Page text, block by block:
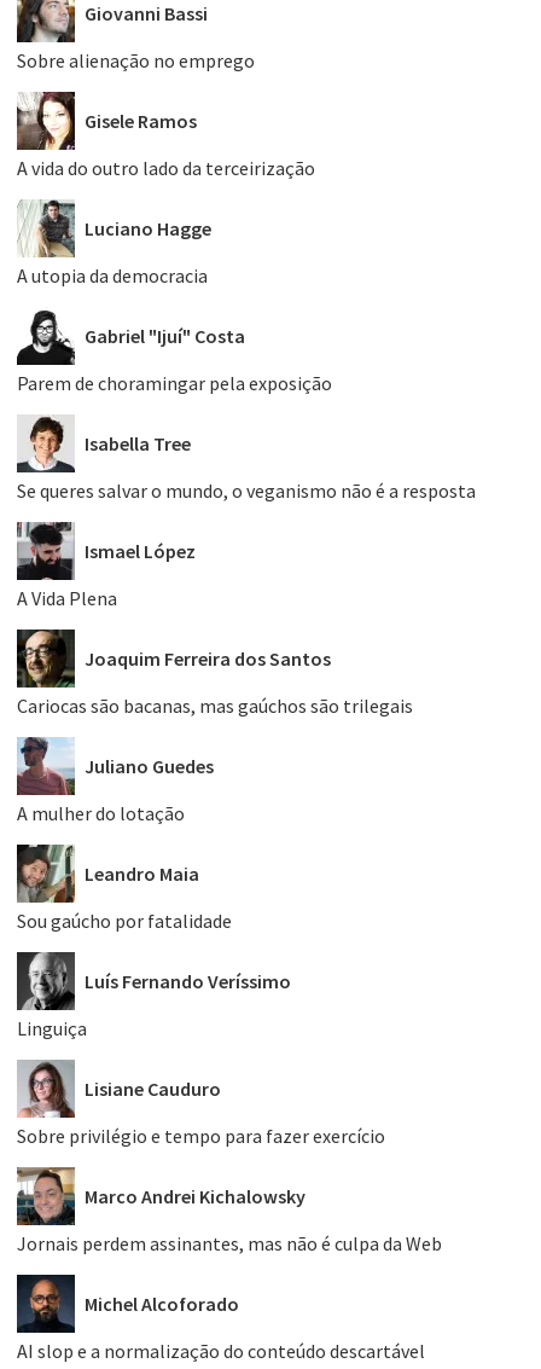
Giovanni Bassi
Sobre alienação no emprego
Gisele Ramos
A vida do outro lado da terceirização
Luciano Hagge
A utopia da democracia
Gabriel "Ijuí" Costa
Parem de choramingar pela exposição
Isabella Tree
Se queres salvar o mundo, o veganismo não é a resposta
Ismael López
A Vida Plena
Joaquim Ferreira dos Santos
Cariocas são bacanas, mas gaúchos são trilegais
Juliano Guedes
A mulher do lotação
Leandro Maia
Sou gaúcho por fatalidade
Luís Fernando Veríssimo
Linguiça
Lisiane Cauduro
Sobre privilégio e tempo para fazer exercício
Marco Andrei Kichalowsky
Jornais perdem assinantes, mas não é culpa da Web
Michel Alcoforado
AI slop e a normalização do conteúdo descartável